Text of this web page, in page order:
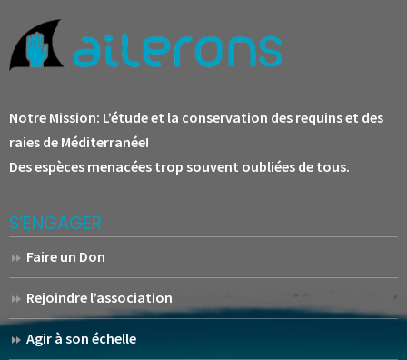
Notre Mission: L’étude et la conservation des requins et des
raies de Méditerranée!
Des espèces menacées trop souvent oubliées de tous.
S’ENGAGER
Faire un Don
Rejoindre l’association
Agir à son échelle